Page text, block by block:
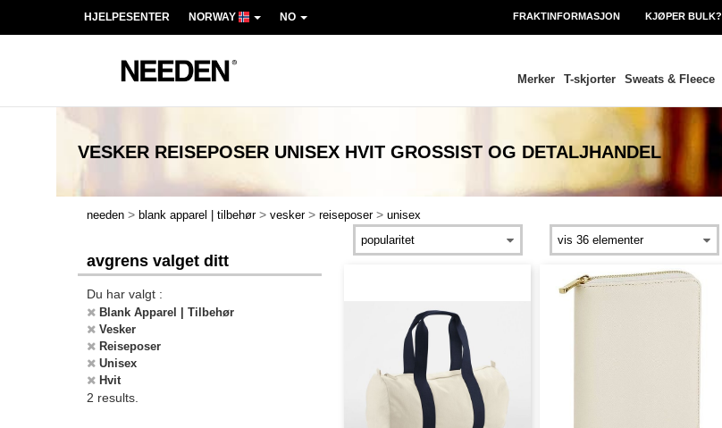
HJELPESENTER NORWAY NO FRAKTINFORMASJON KJØPER BULK?
Merker T-skjorter Sweats & Fleece
VESKER REISEPOSER UNISEX HVIT GROSSIST OG DETALJHANDEL
needen > blank apparel | tilbehør > vesker > reiseposer > unisex
avgrens valget ditt
Du har valgt :
Blank Apparel | Tilbehør
Vesker
Reiseposer
Unisex
Hvit
2 results.